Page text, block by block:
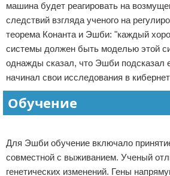
машина будет реагировать на
следствий взгляда ученого на
теорема Конанта и Эшби: "каждый
системы должен быть моделью этой
однажды сказал, что Эшби подсказал
начинал свои исследования в
Обучение
Для Эшби обучение включало
совместной с выживанием. Ученый
генетических изменений. Гены